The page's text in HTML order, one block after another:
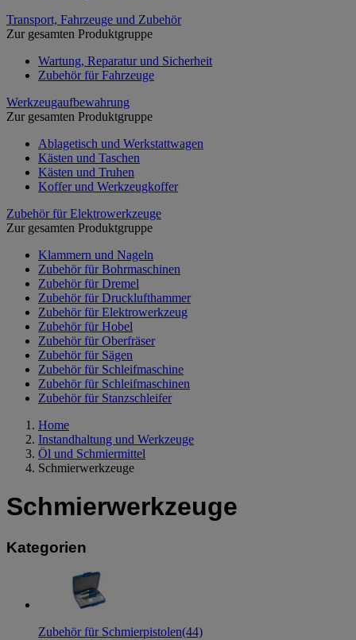
Transport, Fahrzeuge und Zubehör
Zur gesamten Produktgruppe
Wartung, Reparatur und Sicherheit
Zubehör für Fahrzeuge
Werkzeugaufbewahrung
Zur gesamten Produktgruppe
Ablagetisch und Werkstattwagen
Kästen und Taschen
Kästen und Truhen
Koffer und Werkzeugkoffer
Zubehör für Elektrowerkzeuge
Zur gesamten Produktgruppe
Klammern und Nageln
Zubehör für Bohrmaschinen
Zubehör für Dremel
Zubehör für Drucklufthammer
Zubehör für Elektrowerkzeug
Zubehör für Hobel
Zubehör für Oberfräser
Zubehör für Sägen
Zubehör für Schleifmaschine
Zubehör für Schleifmaschinen
Zubehör für Stanzschleifer
Home
Instandhaltung und Werkzeuge
Öl und Schmiermittel
Schmierwerkzeuge
Schmierwerkzeuge
Kategorien
Zubehör für Schmierpistolen(44)